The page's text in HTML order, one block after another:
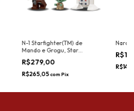
N-1 Starfighter(TM) de
Mando e Grogu, Star
Wars(TM) Collection - LEGO
R$279,00
R$265,05com Pix